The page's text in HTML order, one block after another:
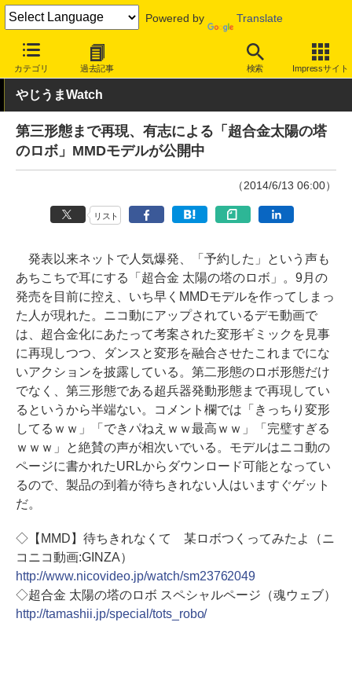
Powered by Translate
カテゴリ 過去記事 検索 Impressサイト
INTERNET Watch トピック
やじうまWatch
第三形態まで再現、有志による「超合金太陽の塔
のロボ」MMDモデルが公開中
（2014/6/13 06:00）
リスト
発表以来ネットで人気爆発、「予約した」という声も
あちこちで耳にする「超合金 太陽の塔のロボ」。9月の
発売を目前に控え、いち早くMMDモデルを作ってしまっ
た人が現れた。ニコ動にアップされているデモ動画で
は、超合金化にあたって考案された変形ギミックを見事
に再現しつつ、ダンスと変形を融合させたこれまでにな
いアクションを披露している。第二形態のロボ形態だけ
でなく、第三形態である超兵器発動形態まで再現してい
るというから半端ない。コメント欄では「きっちり変形
してるｗｗ」「できパねえｗｗ最高ｗｗ」「完璧すぎる
ｗｗｗ」と絶賛の声が相次いでいる。モデルはニコ動の
ページに書かれたURLからダウンロード可能となってい
るので、製品の到着が待ちきれない人はいますぐゲット
だ。
◇【MMD】待ちきれなくて 某ロボつくってみたよ（ニ
コニコ動画:GINZA）
http://www.nicovideo.jp/watch/sm23762049
◇超合金 太陽の塔のロボ スペシャルページ（魂ウェブ）
http://tamashii.jp/special/tots_robo/